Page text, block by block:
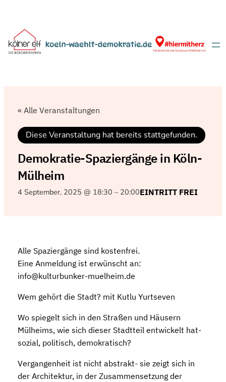
« Alle Veranstaltungen
Diese Veranstaltung hat bereits stattgefunden.
Demokratie-Spaziergänge in Köln-
Mülheim
4 September, 2025 @ 18:30 – 20:00EINTRITT FREI
Alle Spaziergänge sind kostenfrei.
Eine Anmeldung ist erwünscht an:
info@kulturbunker-muelheim.de
Wem gehört die Stadt? mit Kutlu Yurtseven
Wo spiegelt sich in den Straßen und Häusern
Mülheims, wie sich dieser Stadtteil entwickelt hat-
sozial, politisch, demokratisch?
Vergangenheit ist nicht abstrakt- sie zeigt sich in
der Architektur, in der Zusammensetzung der